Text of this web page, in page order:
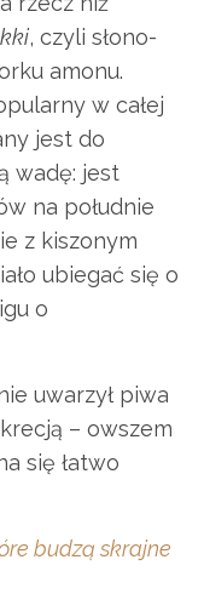
, czyli słono-
amonu.
w całej
jest do
wadę: jest
na południe
z kiszonym
ubiegać się o
o
uwarzył piwa
– owszem
się łatwo
budzą skrajne